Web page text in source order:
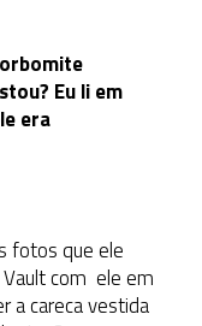
Eu li em
era
fotos que ele
com ele em
a careca vestida